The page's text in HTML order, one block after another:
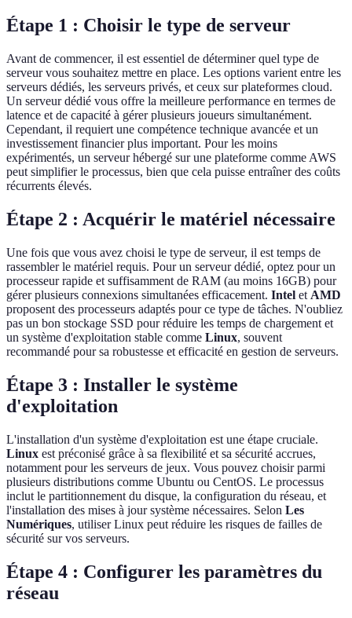
Étape 1 : Choisir le type de serveur
Avant de commencer, il est essentiel de déterminer quel type de
serveur vous souhaitez mettre en place. Les options varient entre les
serveurs dédiés, les serveurs privés, et ceux sur plateformes cloud.
Un serveur dédié vous offre la meilleure performance en termes de
latence et de capacité à gérer plusieurs joueurs simultanément.
Cependant, il requiert une compétence technique avancée et un
investissement financier plus important. Pour les moins
expérimentés, un serveur hébergé sur une plateforme comme AWS
peut simplifier le processus, bien que cela puisse entraîner des coûts
récurrents élevés.
Étape 2 : Acquérir le matériel nécessaire
Une fois que vous avez choisi le type de serveur, il est temps de
rassembler le matériel requis. Pour un serveur dédié, optez pour un
processeur rapide et suffisamment de RAM (au moins 16GB) pour
gérer plusieurs connexions simultanées efficacement. Intel et AMD
proposent des processeurs adaptés pour ce type de tâches. N'oubliez
pas un bon stockage SSD pour réduire les temps de chargement et
un système d'exploitation stable comme Linux, souvent
recommandé pour sa robustesse et efficacité en gestion de serveurs.
Étape 3 : Installer le système
d'exploitation
L'installation d'un système d'exploitation est une étape cruciale.
Linux est préconisé grâce à sa flexibilité et sa sécurité accrues,
notamment pour les serveurs de jeux. Vous pouvez choisir parmi
plusieurs distributions comme Ubuntu ou CentOS. Le processus
inclut le partitionnement du disque, la configuration du réseau, et
l'installation des mises à jour système nécessaires. Selon Les
Numériques, utiliser Linux peut réduire les risques de failles de
sécurité sur vos serveurs.
Étape 4 : Configurer les paramètres du
réseau